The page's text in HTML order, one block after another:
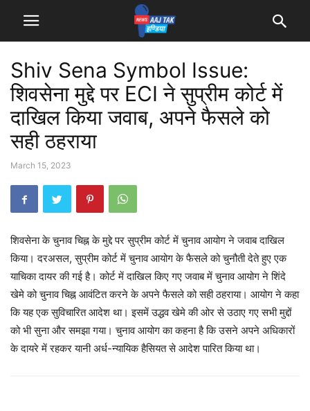
Shiv Sena Symbol Issue:
शिवसेना मुद्दे पर ECI ने सुप्रीम कोर्ट में
दाखिल किया जवाब, अपने फैसले को
सही ठहराया
March 15, 2023
शिवसेना के चुनाव चिह्न के मुद्दे पर सुप्रीम कोर्ट में चुनाव आयोग ने जवाब दाखिल
किया। दरअसल, सुप्रीम कोर्ट में चुनाव आयोग के फैसले को चुनौती देते हुए एक
याचिका दायर की गई है। कोर्ट में दाखिल किए गए जवाब में चुनाव आयोग ने शिंदे
खेमे को चुनाव चिह्न आवंटित करने के अपने फैसले को सही ठहराया। आयोग ने कहा
कि यह एक सुविचारित आदेश था। इसमें उद्धव खेमे की ओर से उठाए गए सभी मुद्दों
को भी सुना और समझा गया। चुनाव आयोग का कहना है कि उसने अपने अधिकारों
के दायरे में रहकर यानी अर्ध-न्यायिक हैसियत से आदेश पारित किया था।